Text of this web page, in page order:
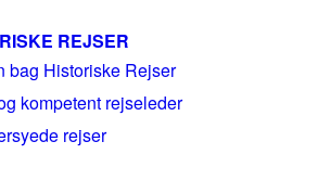
REJSER
bag Historiske Rejser
kompetent rejseleder
rejser